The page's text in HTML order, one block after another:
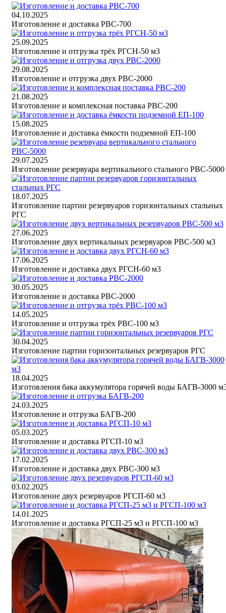
04.10.2025
Изготовление и доставка РВС-700
25.09.2025
Изготовление и отгрузка трёх РГСН-50 м3
29.08.2025
Изготовление и отгрузка двух РВС-2000
21.08.2025
Изготовление и комплексная поставка РВС-200
15.08.2025
Изготовление и доставка ёмкости подземной ЕП-100
29.07.2025
Изготовление резервуара вертикального стального РВС-5000
18.07.2025
Изготовление партии резервуаров горизонтальных стальных
РГС
27.06.2025
Изготовление двух вертикальных резервуаров РВС-500 м3
17.06.2025
Изготовление и доставка двух РГСН-60 м3
30.05.2025
Изготовление и доставка РВС-2000
14.05.2025
Изготовление и отгрузка трёх РВС-100 м3
30.04.2025
Изготовление партии горизонтальных резервуаров РГС
18.04.2025
Изготовления бака аккумулятора горячей воды БАГВ-3000
24.03.2025
Изготовление и отгрузка БАГВ-200
05.03.2025
Изготовление и доставка РГСП-10 м3
17.02.2025
Изготовление и доставка двух РВС-300 м3
03.02.2025
Изготовление двух резервуаров РГСП-60 м3
14.01.2025
Изготовление и доставка РГСП-25 м3 и РГСП-100 м3